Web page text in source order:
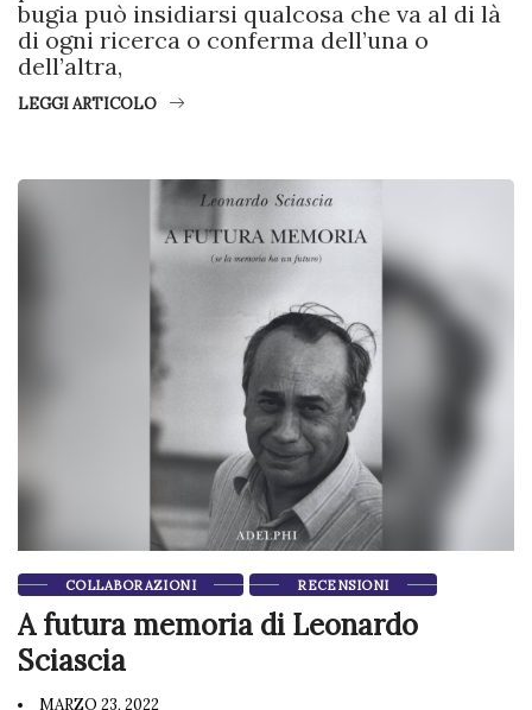
bugia può insidiarsi qualcosa che va al di là
di ogni ricerca o conferma dell’una o
dell’altra,
LEGGI ARTICOLO
COLLABORAZIONI RECENSIONI
A futura memoria di Leonardo
Sciascia
MARZO 23, 2022